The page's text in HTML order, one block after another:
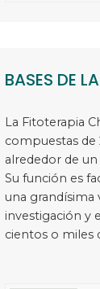
BASES DE
La Fitoterapia
compuestas de
alrededor de
Su función es
una grandísima
investigación y
cientos o miles